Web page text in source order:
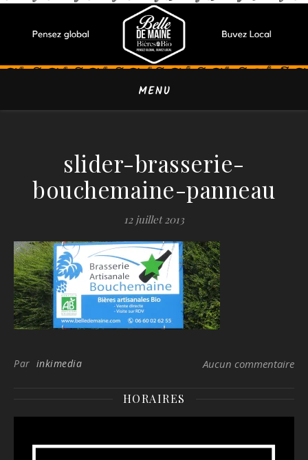
MENU
slider-brasserie-
bouchemaine-panneau
12 juillet 2013
Par inkimedia Aucun commentaire
HORAIRES